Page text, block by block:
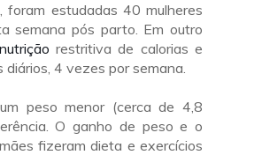
estudadas 40 mulheres
semana pós parto. Em outro
nutrição restritiva de calorias e
4 vezes por semana.
peso menor (cerca de 4,8
O ganho de peso e o
fizeram dieta e exercícios